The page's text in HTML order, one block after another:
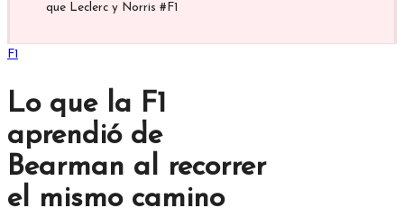
que Leclerc y Norris #F1
Publicada
F1
Lo que la F1
aprendió de
Bearman al recorrer
el mismo camino